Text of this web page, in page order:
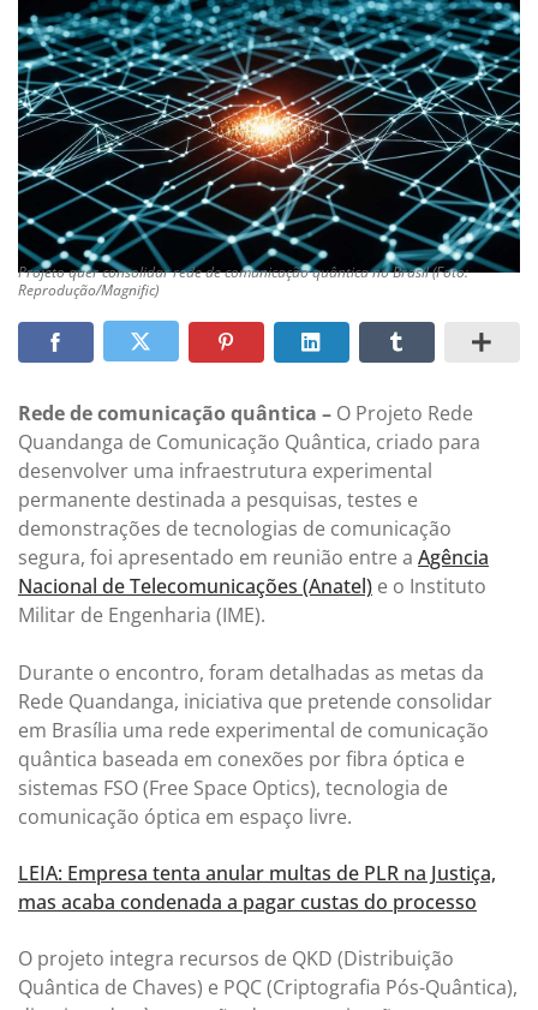
Projeto quer consolidar rede de comunicação quântica no Brasil (Foto:
Reprodução/Magnific)
Rede de comunicação quântica – O Projeto Rede
Quandanga de Comunicação Quântica, criado para
desenvolver uma infraestrutura experimental
permanente destinada a pesquisas, testes e
demonstrações de tecnologias de comunicação
segura, foi apresentado em reunião entre a Agência
Nacional de Telecomunicações (Anatel) e o Instituto
Militar de Engenharia (IME).
Durante o encontro, foram detalhadas as metas da
Rede Quandanga, iniciativa que pretende consolidar
em Brasília uma rede experimental de comunicação
quântica baseada em conexões por fibra óptica e
sistemas FSO (Free Space Optics), tecnologia de
comunicação óptica em espaço livre.
LEIA: Empresa tenta anular multas de PLR na Justiça,
mas acaba condenada a pagar custas do processo
O projeto integra recursos de QKD (Distribuição
Quântica de Chaves) e PQC (Criptografia Pós-Quântica),